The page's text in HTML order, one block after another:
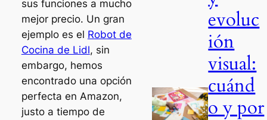
sus funciones a mucho
mejor precio. Un gran
ejemplo es el Robot de
Cocina de Lidl, sin
embargo, hemos
encontrado una opción
perfecta en Amazon,
justo a tiempo de
evoluc
ión
visual:
cuánd
o y por